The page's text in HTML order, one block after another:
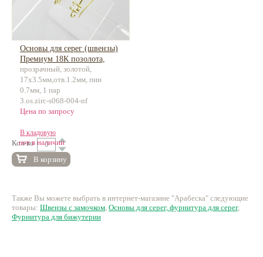
Основы для серег (швензы)
Премиум 18К позолота,
латунь, инкрустация
прозрачный, золотой,
17х3.5мм,отв.1.2мм, пин
0.7мм, 1 пар
3.os.zirc-s068-004-nf
Цена по запросу
В кладовую
Кол-во
нет в наличии
В корзину
Также Вы можете выбрать в интернет-магазине "Арабеска" следующие
товары: Швензы с замочком, Основы для серег, фурнитура для серег,
Фурнитура для бижутерии